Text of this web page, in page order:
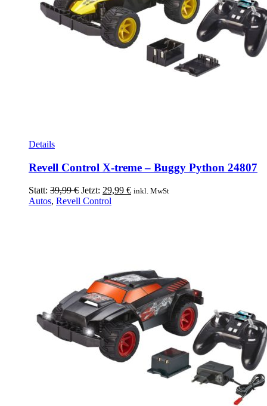
Details
Revell Control X-treme – Buggy Python 24807
Statt: 39,99€ Ursprünglicher
Preis
Jetzt: 29,99 €Aktueller
inkl. MwSt
Autos, Revell Control